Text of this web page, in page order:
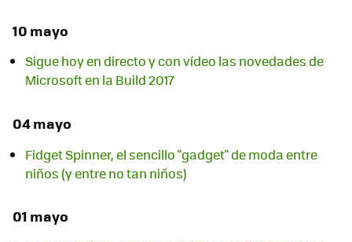
10 mayo
Sigue hoy en directo y con vídeo las novedades de
Microsoft en la Build 2017
04 mayo
Fidget Spinner, el sencillo "gadget" de moda entre
niños (y entre no tan niños)
01 mayo